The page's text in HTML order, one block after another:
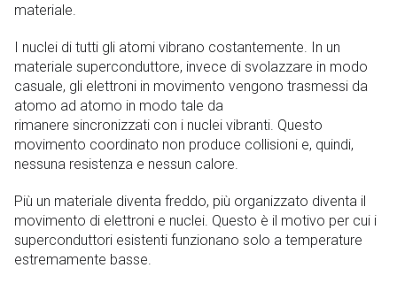
materiale.
I nuclei di tutti gli atomi vibrano costantemente. In un
materiale superconduttore, invece di svolazzare in modo
casuale, gli elettroni in movimento vengono trasmessi da
atomo ad atomo in modo tale da
rimanere sincronizzati con i nuclei vibranti. Questo
movimento coordinato non produce collisioni e, quindi,
nessuna resistenza e nessun calore.
Più un materiale diventa freddo, più organizzato diventa il
movimento di elettroni e nuclei. Questo è il motivo per cui i
superconduttori esistenti funzionano solo a temperature
estremamente basse.